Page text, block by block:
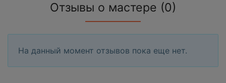
Отзывы о мастере (0)
На данный момент отзывов пока еще нет.